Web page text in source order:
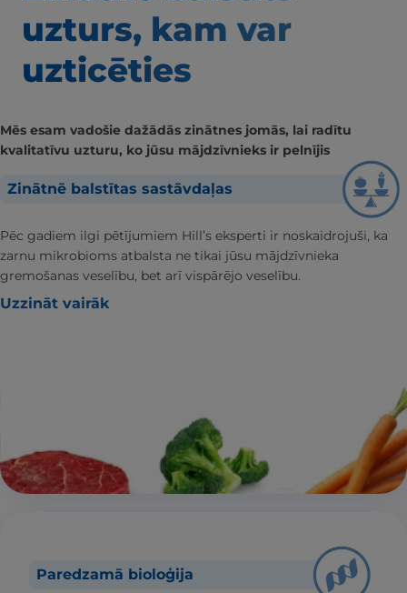
uzturs, kam var
uzticēties
Mēs esam vadošie dažādās zinātnes jomās, lai radītu
kvalitatīvu uzturu, ko jūsu mājdzīvnieks ir pelnījis
Zinātnē balstītas sastāvdaļas
Pēc gadiem ilgi pētījumiem Hill’s eksperti ir noskaidrojuši, ka
zarnu mikrobioms atbalsta ne tikai jūsu mājdzīvnieka
gremošanas veselību, bet arī vispārējo veselību.
Uzzināt vairāk
Paredzamā bioloģija